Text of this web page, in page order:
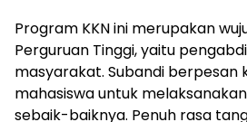
Program KKN ini merupakan
Perguruan Tinggi, yaitu
masyarakat. Subandi berpesan
mahasiswa untuk
sebaik-baiknya. Penuh rasa